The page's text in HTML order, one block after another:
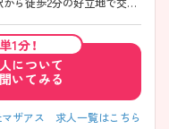
連絡ください。
1分！
について
いてみる
ザアス 求人一覧はこちら